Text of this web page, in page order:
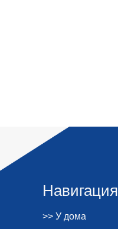
Навигация
>> У дома